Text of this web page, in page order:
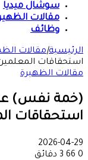
سوشال ميديا
مقالات
وظائف
الرئيسية|مقالات
استحقاقات
مقالات الظهيرة
(خمة نفس)
استحقاقات
2026-04-29
0
3 دقائق